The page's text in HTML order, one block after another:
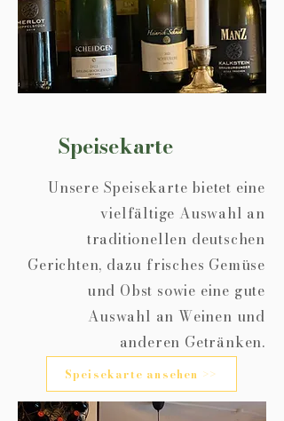
Speisekarte
Unsere Speisekarte bietet eine
vielfältige Auswahl an
traditionellen deutschen
Gerichten, dazu frisches Gemüse
und Obst sowie eine gute
Auswahl an Weinen und
anderen Getränken.
Speisekarte ansehen >>